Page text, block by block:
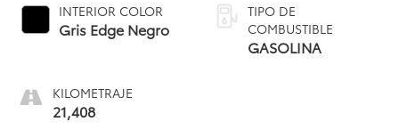
INTERIOR COLOR
Gris Edge Negro
KILOMETRAJE
21,408
TIPO DE
COMBUSTIBLE
GASOLINA